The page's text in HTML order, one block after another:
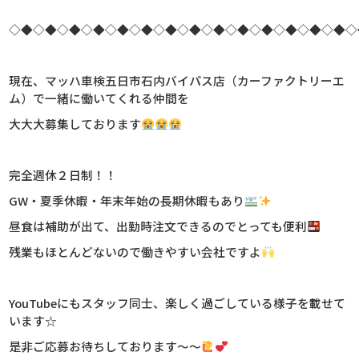
現在、マッハ車検五日市石内バイパス店（カーファクトリーエ
ム）で一緒に働いてくれる仲間を
大大大募集しております
完全週休２日制！！
GW・夏季休暇・年末年始の長期休暇もあり
昼食は補助が出て、出勤時注文できるのでとっても便利
残業もほとんどないので働きやすい会社ですよ
YouTubeにもスタッフ同士、楽しく過ごしている様子を載せて
います☆
是非ご応募お待ちしております～～